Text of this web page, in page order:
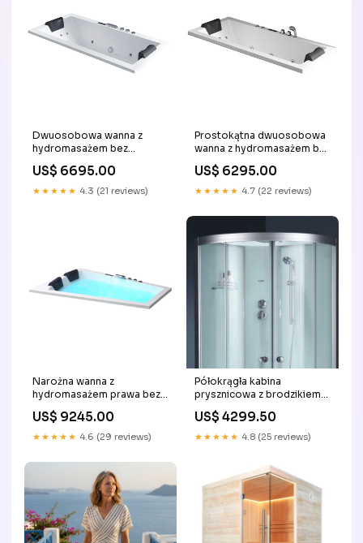
Dwuosobowa wanna z
hydromasażem bez
obudowy GE108-2TSL
(170x80x69cm) wanna z
hydromasażem
US$ 6695.00
★★★★★ 4.3 (21 reviews)
Prostokątna dwuosobowa
wanna z hydromasażem bez
obudowy GE109E
(190x90x62cm) wanna spa
US$ 6295.00
★★★★★ 4.7 (22 reviews)
Narożna wanna z
hydromasażem prawa bez
obudowy GE105TSL
(180x130x62cm) wanna
US$ 9245.00
★★★★★ 4.6 (29 reviews)
Półokrągła kabina
prysznicowa z brodzikiem
EAGO 900-26IH
(90x90x230cm) wanna z
hydromasażem
US$ 4299.50
★★★★★ 4.8 (25 reviews)